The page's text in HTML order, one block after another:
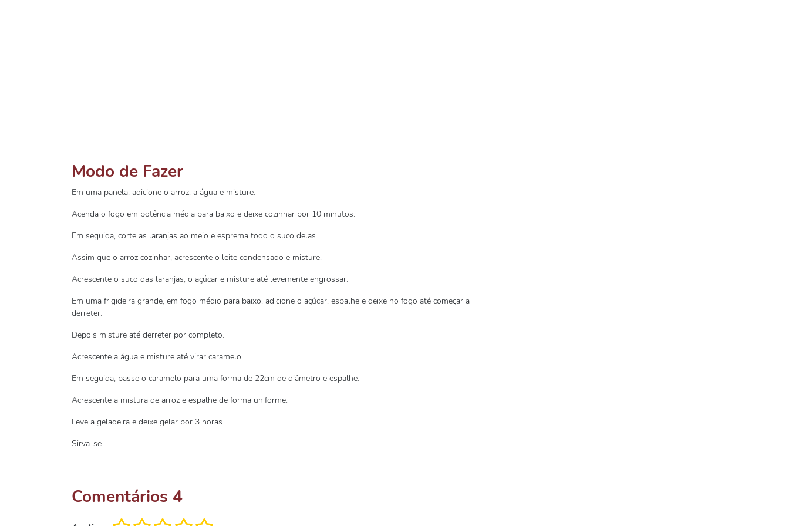
Modo de Fazer
Em uma panela, adicione o arroz, a água e misture.
Acenda o fogo em potência média para baixo e deixe cozinhar por 10 minutos.
Em seguida, corte as laranjas ao meio e esprema todo o suco delas.
Assim que o arroz cozinhar, acrescente o leite condensado e misture.
Acrescente o suco das laranjas, o açúcar e misture até levemente engrossar.
Em uma frigideira grande, em fogo médio para baixo, adicione o açúcar, espalhe e deixe no fogo até começar a
derreter.
Depois misture até derreter por completo.
Acrescente a água e misture até virar caramelo.
Em seguida, passe o caramelo para uma forma de 22cm de diâmetro e espalhe.
Acrescente a mistura de arroz e espalhe de forma uniforme.
Leve a geladeira e deixe gelar por 3 horas.
Sirva-se.
Comentários 4